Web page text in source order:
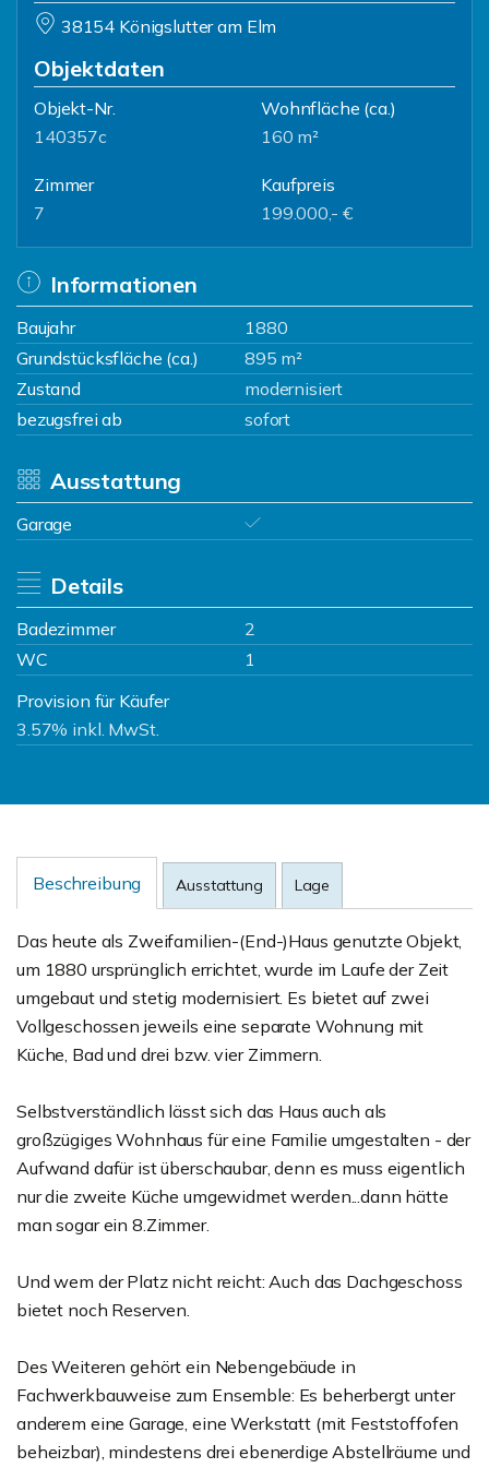
38154 Königslutter am Elm
Objektdaten
Objekt-Nr.
140357c
Wohnfläche (ca.)
160 m²
Zimmer
7
Kaufpreis
199.000,- €
Informationen
Baujahr
1880
Grundstücksfläche (ca.)
895 m²
Zustand
modernisiert
bezugsfrei ab
sofort
Ausstattung
Garage
Details
Badezimmer
2
WC
1
Provision für Käufer
3.57% inkl. MwSt.
Beschreibung Ausstattung Lage
Das heute als Zweifamilien-(End-)Haus genutzte Objekt,
um 1880 ursprünglich errichtet, wurde im Laufe der Zeit
umgebaut und stetig modernisiert. Es bietet auf zwei
Vollgeschossen jeweils eine separate Wohnung mit
Küche, Bad und drei bzw. vier Zimmern.
Selbstverständlich lässt sich das Haus auch als
großzügiges Wohnhaus für eine Familie umgestalten - der
Aufwand dafür ist überschaubar, denn es muss eigentlich
nur die zweite Küche umgewidmet werden...dann hätte
man sogar ein 8.Zimmer.
Und wem der Platz nicht reicht: Auch das Dachgeschoss
bietet noch Reserven.
Des Weiteren gehört ein Nebengebäude in
Fachwerkbauweise zum Ensemble: Es beherbergt unter
anderem eine Garage, eine Werkstatt (mit Feststoffofen
beheizbar), mindestens drei ebenerdige Abstellräume und